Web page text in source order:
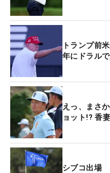
トランプ前
年にドラル
えっ、まさ
ョット!? 香
シブコ出場